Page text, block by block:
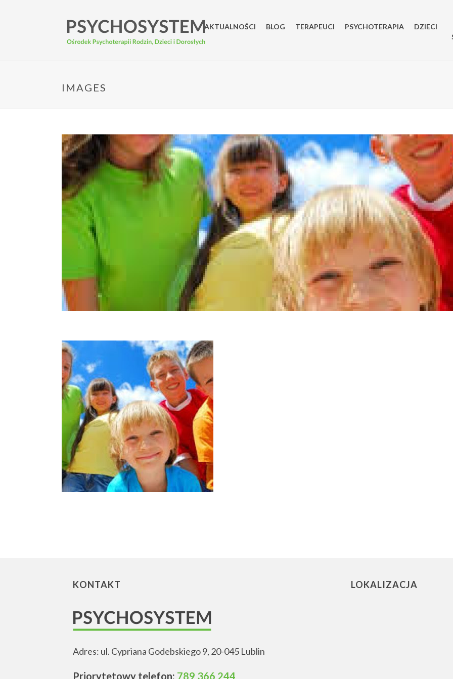
AKTUALNOŚCI BLOG TERAPEUCI PSYCHOTERAPIA
DZIECI
IMAGES
KONTAKT
Adres: ul. Cypriana Godebskiego 9, 20-045 Lublin
Priorytetowy telefon: 789 366 244
LOKALIZACJA